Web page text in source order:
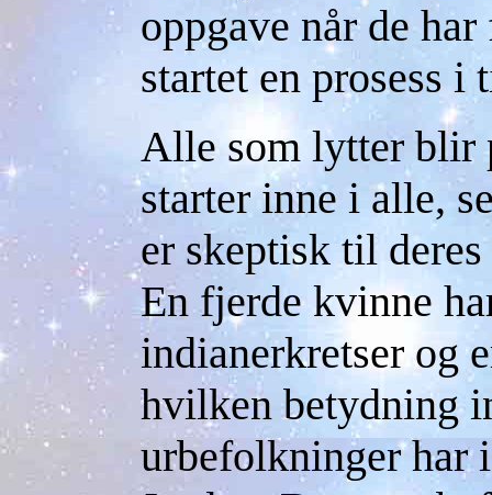
oppgave når de
startet en prosess
Alle som lytter blir
starter inne i alle,
er skeptisk til
En fjerde kvinne
indianerkretser og
hvilken betydning
urbefolkninger har